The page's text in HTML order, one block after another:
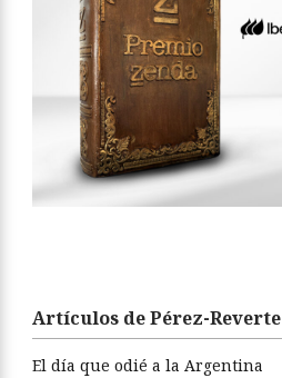
Artículos de Pérez-Reverte
El día que odié a la Argentina